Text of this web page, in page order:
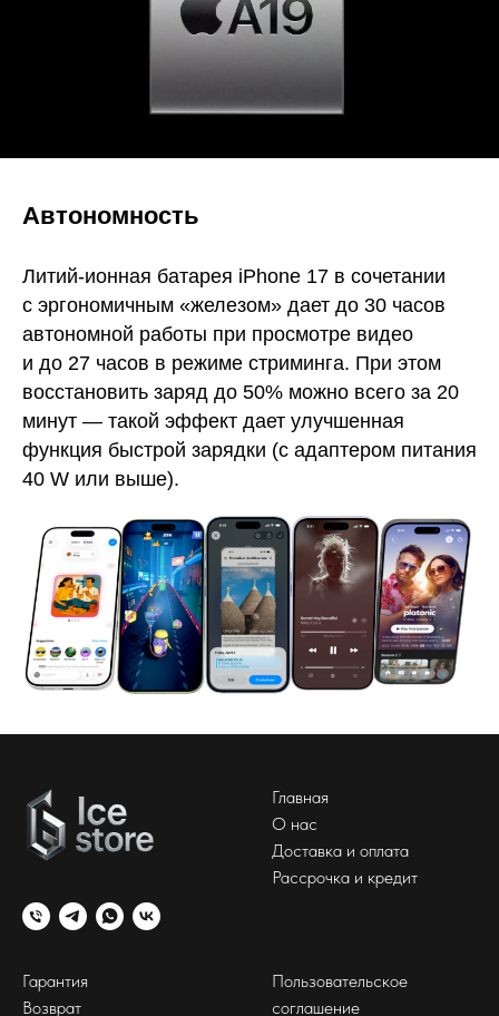
Автономность
Литий-ионная батарея iPhone 17 в сочетании
с эргономичным «железом» дает до 30 часов
автономной работы при просмотре видео
и до 27 часов в режиме стриминга. При этом
восстановить заряд до 50% можно всего за 20
минут — такой эффект дает улучшенная
функция быстрой зарядки (с адаптером питания
40 W или выше).
Главная
О нас
Доставка и оплата
Рассрочка и кредит
Гарантия
Возврат
Пользовательское
соглашение